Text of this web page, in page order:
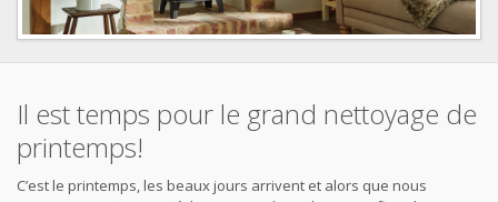
Il est temps pour le grand nettoyage de
printemps!
C’est le printemps, les beaux jours arrivent et alors que nous